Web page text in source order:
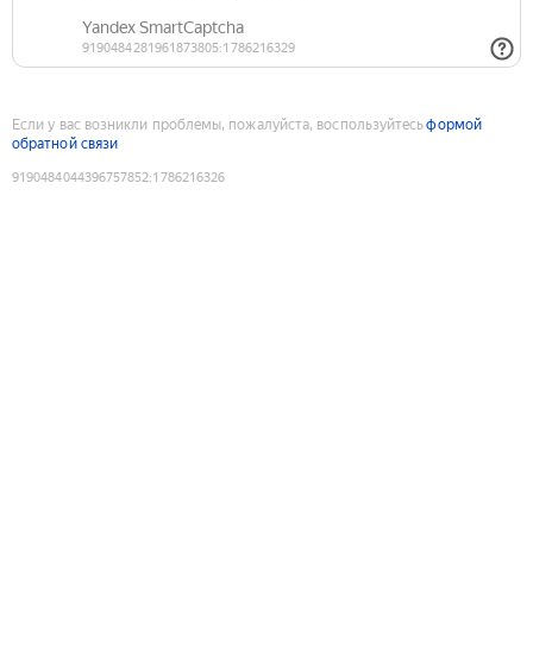
Если у вас возникли проблемы, пожалуйста, воспользуйтесьформой
обратной связи
9190484044396757852:1786216326